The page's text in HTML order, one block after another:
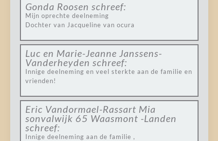
Gonda Roosen schreef:
Mijn oprechte deelneming
Dochter van Jacqueline van ocura
Luc en Marie-Jeanne Janssens-
Vanderheyden schreef:
Innige deelneming en veel sterkte aan de familie en
vrienden!
Eric Vandormael-Rassart Mia
sonvalwijk 65 Waasmont -Landen
schreef:
Innige deelneming aan de familie ,